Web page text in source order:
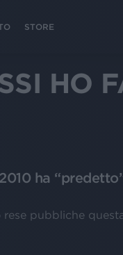
STORE
HO
ha
pubbliche